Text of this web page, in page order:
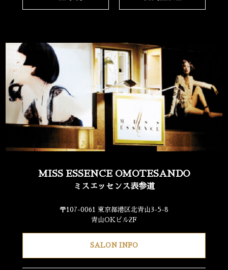
MISS ESSENCE OMOTESANDO
ミスエッセンス表参道
〒107-0061 東京都港区北青山3-5-8
青山OKビル2F
SALON INFO